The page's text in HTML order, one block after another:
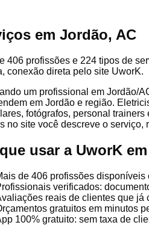
em Jordão, AC
406 profissões e 224 tipos de
conexão direta pelo site UworK.
um profissional em Jordão/
em Jordão e região.
fotógrafos, personal
no site você descreve o
usar a UworK
de 406 profissões disponíveis
verificados:
reais de clientes que já
gratuitos em minutos
100% gratuito: sem taxa de